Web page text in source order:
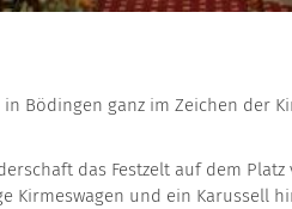
in Bödingen ganz im Zeichen der
das Festzelt auf dem
Kirmeswagen und ein Karussell